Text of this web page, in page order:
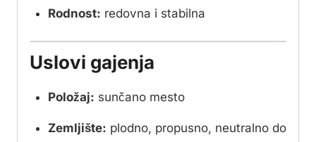
Rodnost: redovna i stabilna
Uslovi gajenja
Položaj: sunčano mesto
Zemljište: plodno, propusno, neutralno do